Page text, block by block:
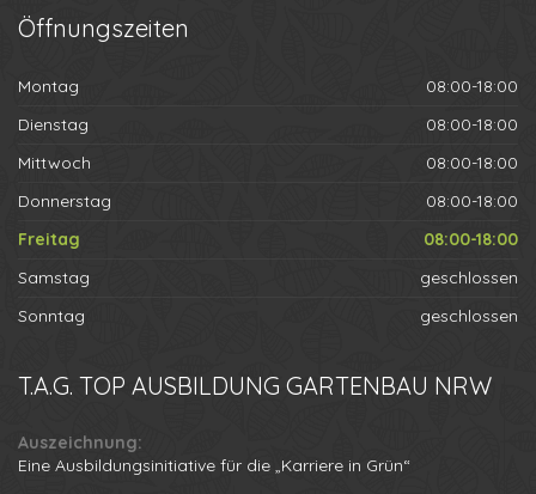
Öffnungszeiten
Montag
08:00-18:00
Dienstag
08:00-18:00
Mittwoch
08:00-18:00
Donnerstag
08:00-18:00
Freitag
08:00-18:00
Samstag
geschlossen
Sonntag
geschlossen
T.A.G. TOP AUSBILDUNG GARTENBAU NRW
Auszeichnung:
Eine Ausbildungsinitiative für die „Karriere in Grün“